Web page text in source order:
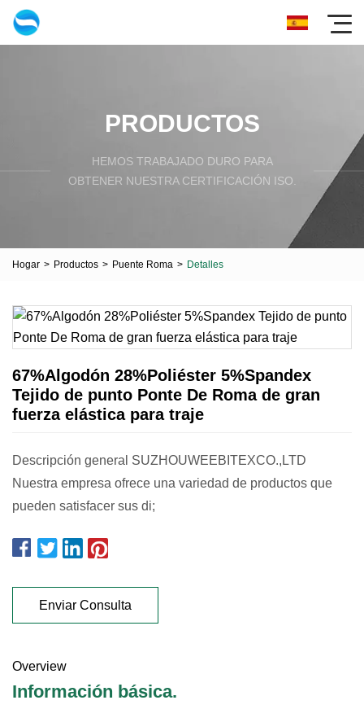
PRODUCTOS
HEMOS TRABAJADO DURO PARA
OBTENER NUESTRA CERTIFICACIÓN ISO.
Hogar > Productos > Puente Roma > Detalles
67%Algodón 28%Poliéster 5%Spandex
Tejido de punto Ponte De Roma de gran
fuerza elástica para traje
Descripción general SUZHOUWEEBITEXCO.,LTD
Nuestra empresa ofrece una variedad de productos que
pueden satisfacer sus di;
Enviar Consulta
Overview
Información básica.